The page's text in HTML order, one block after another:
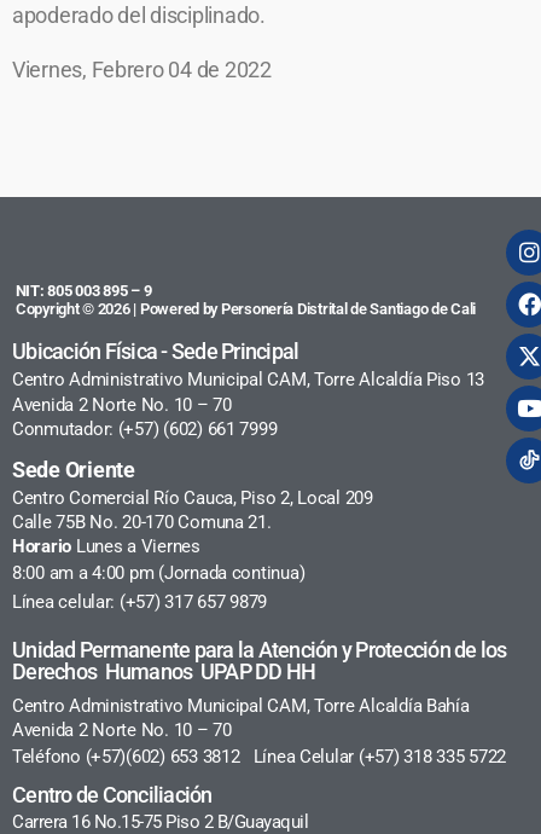
apoderado del disciplinado.
Viernes, Febrero 04 de 2022
NIT: 805 003 895 – 9
Copyright © 2026 | Powered by Personería Distrital de Santiago de Cali
Ubicación Física - Sede Principal
Centro Administrativo Municipal CAM, Torre Alcaldía Piso 13
Avenida 2 Norte No. 10 – 70
Conmutador: (+57) (602) 661 7999
Sede Oriente
Centro Comercial Río Cauca, Piso 2, Local 209
Calle 75B No. 20-170 Comuna 21.
Horario Lunes a Viernes
8:00 am a 4:00 pm (Jornada continua)
Línea celular: (+57) 317 657 9879
Unidad Permanente para la Atención y Protección de los
Derechos Humanos UPAP DD HH
Centro Administrativo Municipal CAM, Torre Alcaldía Bahía
Avenida 2 Norte No. 10 – 70
Teléfono (+57)(602) 653 3812 Línea Celular (+57) 318 335 5722
Centro de Conciliación
Carrera 16 No.15-75 Piso 2 B/Guayaquil